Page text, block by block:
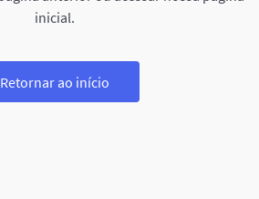
inicial.
Retornar ao início